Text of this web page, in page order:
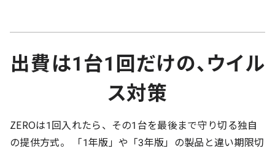
出費は1台1回だけの、ウイル
ス対策
ZEROは1回入れたら、その1台を最後まで守り切る独自
の提供方式。 「1年版」や「3年版」の製品と違い期限切